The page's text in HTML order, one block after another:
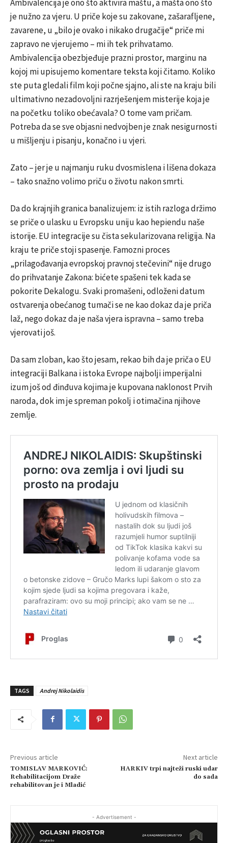
Ambivalencija je ono što aktivira maštu, a mašta ono što
je nužno za vjeru. U priče koje su zakovane, zašarafljene,
zavarene, u „bilo je ovako i nikako drugačije“ priče mi
zapravo ne vjerujemo – mi ih tek prihvatamo.
Ambivalencija obezbjeđuje prazni prostor, marginu na
kojoj mi upisujemo komentare teksta koji čitamo. Koliko
ste puta gledali film koji počne sjajno, ali ste na kraju bili
ultimativno nezadovoljni razrješenjem misterije koja je
na početku toliko obećavala? O tome vam pričam.
Potreba da se sve objasni nedvojben je znak nesigurnosti
u mišljenju i pisanju, konačno i u vjeri.
Zato – jer je u najmanju ruku dvosmislena i lišena dokaza
– tako snažno volimo priču o životu nakon smrti.
Da do krajnjih granica banalizujem: iz istih razloga držimo
se priče o ulasku u Evropsku uniju kao hepiendu naše
istorije. EU integracije su čista sekularizovana religija. Na
kraju te priče stoji spasenje. Famozni proces
„prilagođavanja evropskoj pravnoj stečevini“ nije drugo
do prihvatanje Zakona: bićete spašeni tek kada se
pokorite Dekalogu. Svaki promašeni, odloženi datum
ostvarenja obećanog tumači se ne kao dokaz da je priča
laž, nego dokaz da je naša vjera ispravna – samo treba
vjerovati još.
Da sam zloban, kao što jesam, rekao bih da je priča o EU
integraciji Balkana i istoka Evrope najbolji imperijalni
izum još od đinđuva kojima je kupovana naklonost Prvih
naroda, dok im je spreman pokolj i otimačina njihove
zemlje.
TAGS Andrej Nikolaidis
Previous article
TOMISLAV MARKOVIĆ:
Rehabilitacijom Draže
rehabilitovan je i Mladić
Next article
HARKIV trpi najteži ruski udar
do sada
- Advertisement -